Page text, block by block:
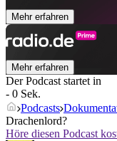
Mehr erfahren
Mehr erfahren
Der Podcast startet in
- 0 Sek.
Podcasts
Drachenlord?
Höre diesen Podcast